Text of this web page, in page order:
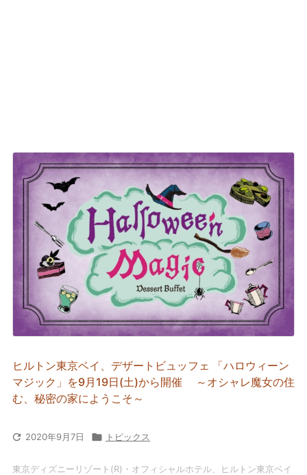
ヒルトン東京ベイ、デザートビュッフェ 「ハロウィーン
マジック」を9月19日(土)から開催 ～オシャレ魔女の住
む、秘密の家にようこそ～
 2020年9月7日  トピックス
東京ディズニーリゾート(R)・オフィシャルホテル、ヒルトン東京ベイ